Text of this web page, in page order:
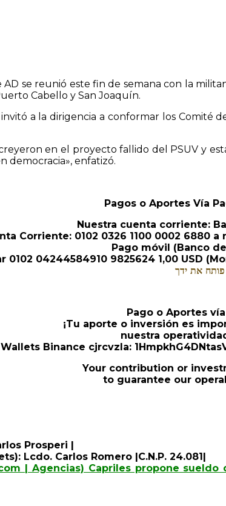
se reunió este fin de semana con la
Cabello y San Joaquín.
a la dirigencia a conformar los Comité
en el proyecto fallido del PSUV y
democracia», enfatizó.
Pagos o Aportes Vía
Nuestra cuenta corriente:
Corriente: 0102 0326 1100 0002 6880
Pago móvil (Banco
0102 04244584910 9825624 1,00 USD
פותח את ידך
Pago o Aportes
¡Tu aporte o inversión es
nuestra
Wallets Binance cjrcvzla:
Your contribution or
to guarantee our
Prosperi |
Lcdo. Carlos Romero |C.N.P. 24.081|
| Agencias) Capriles propone